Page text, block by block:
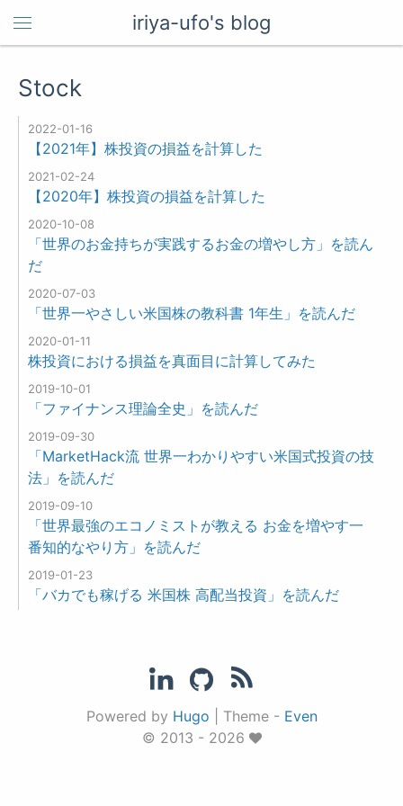
iriya-ufo's blog
Stock
2022-01-16
【2021年】株投資の損益を計算した
2021-02-24
【2020年】株投資の損益を計算した
2020-10-08
「世界のお金持ちが実践するお金の増やし方」を読ん
だ
2020-07-03
「世界一やさしい米国株の教科書 1年生」を読んだ
2020-01-11
株投資における損益を真面目に計算してみた
2019-10-01
「ファイナンス理論全史」を読んだ
2019-09-30
「MarketHack流 世界一わかりやすい米国式投資の技
法」を読んだ
2019-09-10
「世界最強のエコノミストが教える お金を増やす一
番知的なやり方」を読んだ
2019-01-23
「バカでも稼げる 米国株 高配当投資」を読んだ
Powered by Hugo Theme - Even
© 2013 - 2026